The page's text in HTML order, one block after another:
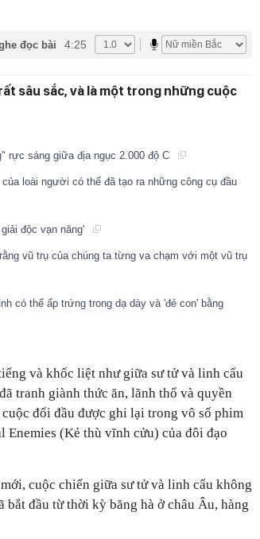
đọc bài 4:25
sâu sắc, và là một trong những cuộc
rực sáng giữa địa ngục 2.000 độ C
loài người có thể đã tạo ra những công cụ đầu
độc vạn năng'
vũ trụ của chúng ta từng va chạm với một vũ trụ
có thể ấp trứng trong dạ dày và 'đẻ con' bằng
và khốc liệt như giữa sư tử và linh cẩu
tranh giành thức ăn, lãnh thổ và quyền
đối đầu được ghi lại trong vô số phim
(Kẻ thù vĩnh cửu) của đôi đạo
cuộc chiến giữa sư tử và linh cẩu không
bắt đầu từ thời kỳ băng hà ở châu Âu, hàng